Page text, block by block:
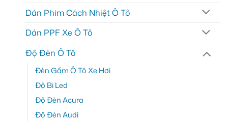
Dán Phim Cách Nhiệt Ô Tô
Dán PPF Xe Ô Tô
Độ Đèn Ô Tô
Đèn Gầm Ô Tô Xe Hơi
Độ Bi Led
Độ Đèn Acura
Độ Đèn Audi